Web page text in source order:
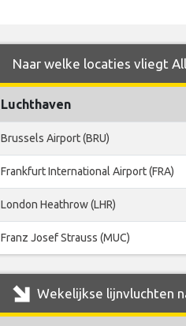
Naar welke locaties vliegt
Luchthaven
Brussels Airport (BRU)
Frankfurt International Airport (FRA)
London Heathrow (LHR)
Franz Josef Strauss (MUC)
Wekelijkse lijnvluchten